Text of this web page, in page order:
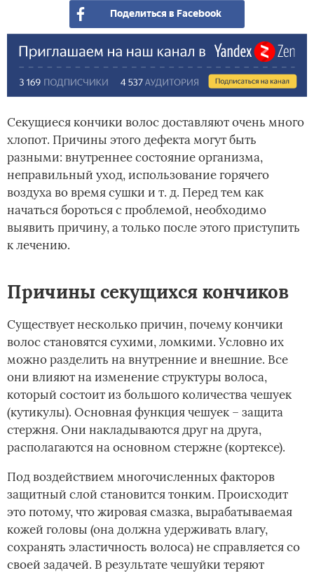
Поделиться в Facebook
Секущиеся кончики волос доставляют очень много
хлопот. Причины этого дефекта могут быть
разными: внутреннее состояние организма,
неправильный уход, использование горячего
воздуха во время сушки и т. д. Перед тем как
начаться бороться с проблемой, необходимо
выявить причину, а только после этого приступить
к лечению.
Причины секущихся кончиков
Существует несколько причин, почему кончики
волос становятся сухими, ломкими. Условно их
можно разделить на внутренние и внешние. Все
они влияют на изменение структуры волоса,
который состоит из большого количества чешуек
(кутикулы). Основная функция чешуек – защита
стержня. Они накладываются друг на друга,
располагаются на основном стержне (кортексе).
Под воздействием многочисленных факторов
защитный слой становится тонким. Происходит
это потому, что жировая смазка, вырабатываемая
кожей головы (она должна удерживать влагу,
сохранять эластичность волоса) не справляется со
своей задачей. В результате чешуйки теряют